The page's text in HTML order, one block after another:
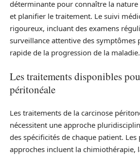
déterminante pour connaître la
et planifier le traitement. Le suivi
rigoureux, incluant des examens
surveillance attentive des symptômes
rapide de la progression de la maladie.
Les traitements disponibles
péritonéale
Les traitements de la carcinose
nécessitent une approche
des spécificités de chaque patient. Les
approches incluent la chimiothérapie,